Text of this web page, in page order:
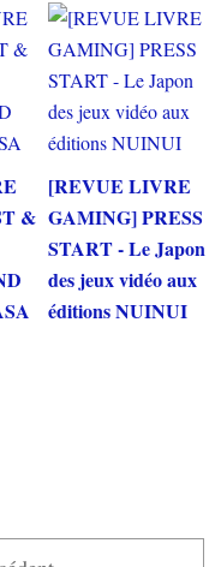
&
[REVUE LIVRE
GAMING] PRESS
START - Le Japon
des jeux vidéo aux
éditions NUINUI